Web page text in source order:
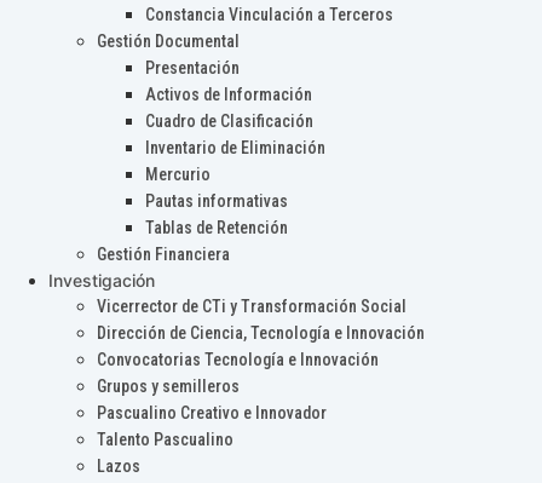
Constancia Vinculación a Terceros
Gestión Documental
Presentación
Activos de Información
Cuadro de Clasificación
Inventario de Eliminación
Mercurio
Pautas informativas
Tablas de Retención
Gestión Financiera
Investigación
Vicerrector de CTi y Transformación Social
Dirección de Ciencia, Tecnología e Innovación
Convocatorias Tecnología e Innovación
Grupos y semilleros
Pascualino Creativo e Innovador
Talento Pascualino
Lazos